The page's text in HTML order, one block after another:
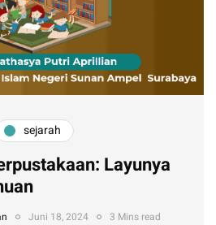
sejarah
Layunya
Juni 18, 2024 3 Mins read